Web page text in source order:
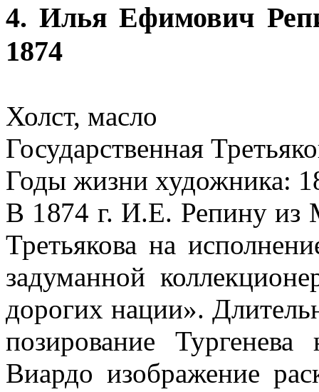
4. Илья Ефимович
1874
Холст, масло
Государственная
Годы жизни художника:
В 1874 г. И.Е. Репину из
Третьякова на
задуманной
дорогих нации».
позирование
Виардо изображение